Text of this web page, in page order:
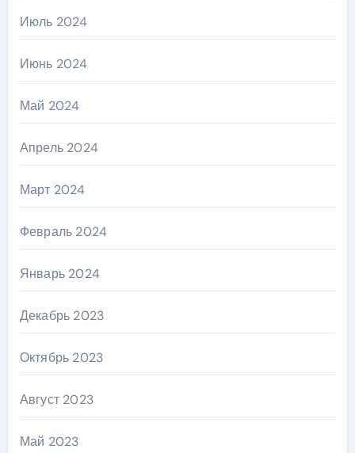
Июль 2024
Июнь 2024
Май 2024
Апрель 2024
Март 2024
Февраль 2024
Январь 2024
Декабрь 2023
Октябрь 2023
Август 2023
Май 2023